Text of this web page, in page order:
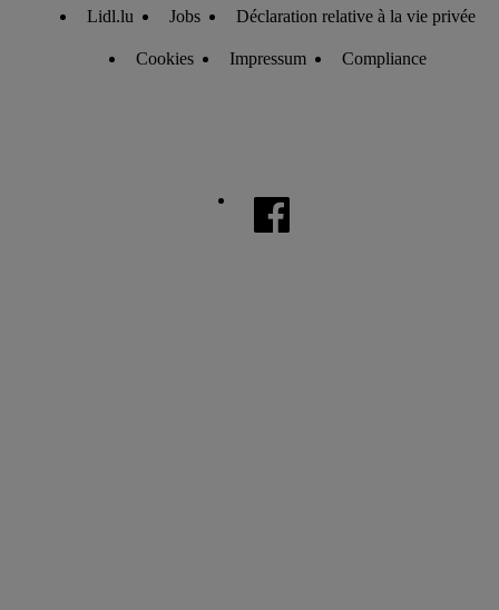
Lidl.lu Jobs Déclaration relative à la vie privée
Cookies Impressum Compliance